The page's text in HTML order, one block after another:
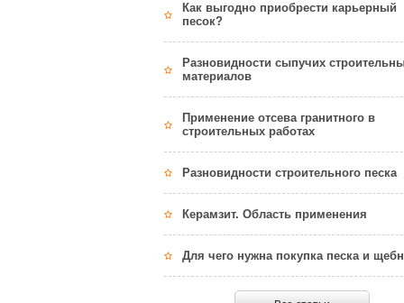
Как выгодно приобрести карьерный
песок?
Разновидности сыпучих
материалов
Применение отсева гранитного в
строительных работах
Разновидности строительного песка
Керамзит. Область применения
Для чего нужна покупка песка и